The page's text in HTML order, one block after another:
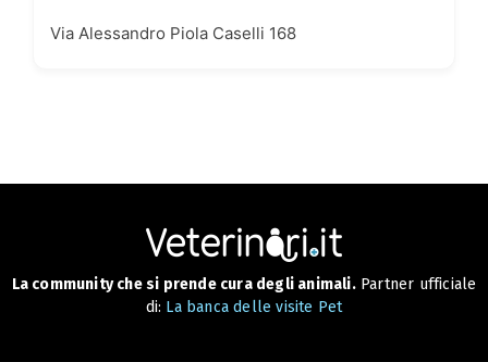
Via Alessandro Piola Caselli 168
La community che si prende cura degli animali.Partner ufficiale
di: La banca delle visite Pet